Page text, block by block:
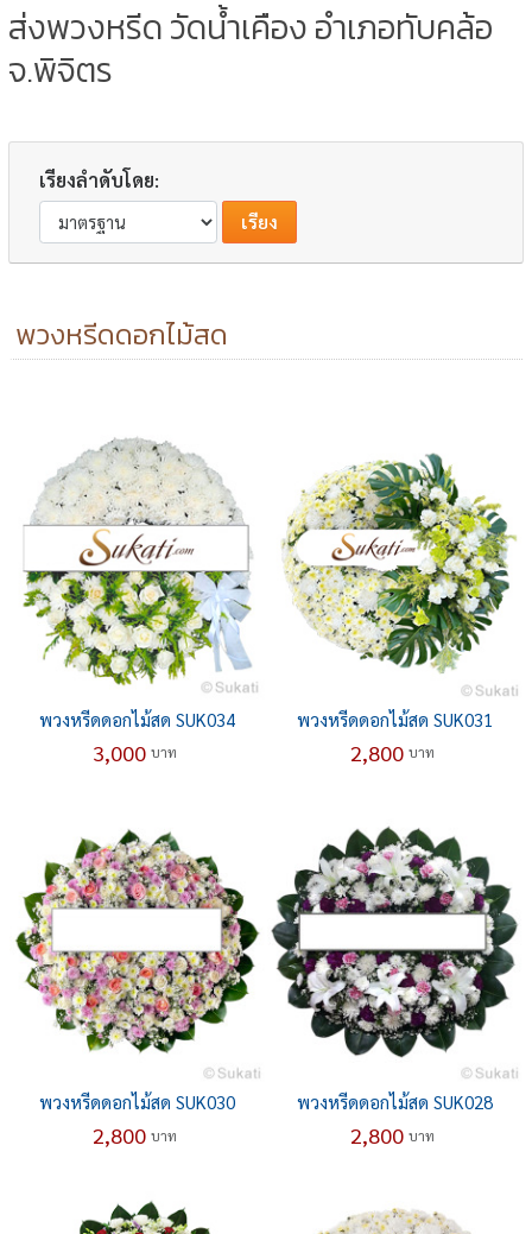
ส่งพวงหรีด วัดน้ำเคือง อำเภอทับคล้อ
จ.พิจิตร
เรียงลำดับโดย:
พวงหรีดดอกไม้สด
พวงหรีดดอกไม้สด SUK034
3,000 บาท
พวงหรีดดอกไม้สด SUK031
2,800 บาท
พวงหรีดดอกไม้สด SUK030
2,800 บาท
พวงหรีดดอกไม้สด SUK028
2,800 บาท